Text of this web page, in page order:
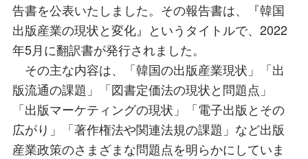
告書を公表いたしました。その報告書は、『韓国
出版産業の現状と変化』というタイトルで、2022
年5月に翻訳書が発行されました。
その主な内容は、「韓国の出版産業現状」「出
版流通の課題」「図書定価法の現状と問題点」
「出版マーケティングの現状」「電子出版とその
広がり」「著作権法や関連法規の課題」など出版
産業政策のさまざまな問題点を明らかにしていま